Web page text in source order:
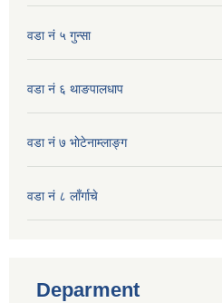
वडा नं ५ गुन्सा
वडा नं ६ थाङपालधाप
वडा नं ७ भाेटेनाम्लाङ्ग
वडा नं ८ लाँर्गाचे
Deparment